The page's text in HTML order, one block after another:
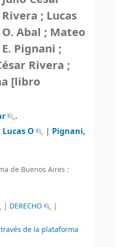
Rivera ; Lucas
O. Abal ; Mateo
E. Pignani ;
Rivera ;
[libro
.
O | Pignani,
de Buenos Aires :
| DERECHO
|
de la plataforma